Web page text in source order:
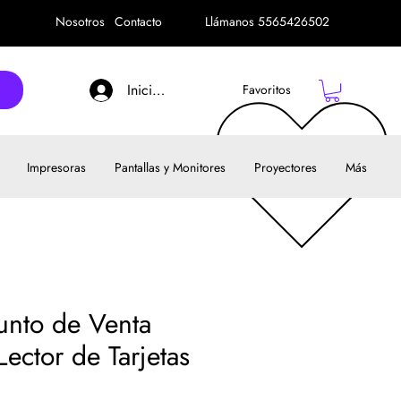
Nosotros Contacto Llámanos 5565426502
Iniciar sesión Favoritos
Impresoras Pantallas y Monitores Proyectores Más
de Venta
de Tarjetas